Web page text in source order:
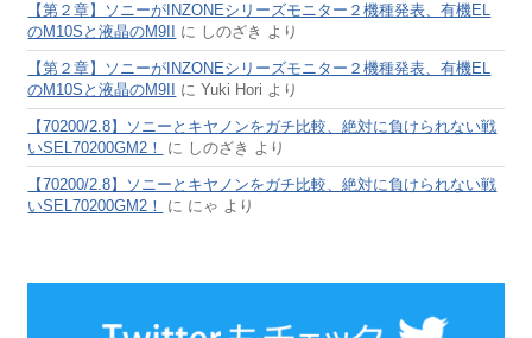
【第２章】ソニーがINZONEシリーズモニター２機種発表、有機EL
のM10Sと液晶のM9II
に しのざき より
【第２章】ソニーがINZONEシリーズモニター２機種発表、有機EL
のM10Sと液晶のM9II
にYuki Hori より
【70200/2.8】ソニーとキヤノンをガチ比較、絶対に負けられない戦
いSEL70200GM2！
に しのざき より
【70200/2.8】ソニーとキヤノンをガチ比較、絶対に負けられない戦
いSEL70200GM2！
に にゃ より